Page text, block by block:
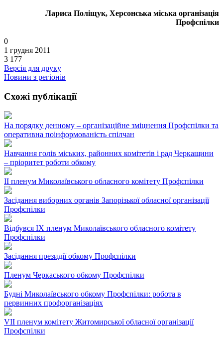
Лариса Поліщук, Херсонська міська організація
Профспілки
0
1 грудня 2011
3 177
Версія для друку
Новини з регіонів
Схожі публікації
На порядку денному – організаційне зміцнення Профспілки та
оперативна поінформованість спілчан
Навчання голів міських, районних комітетів і рад Черкащини
– пріоритет роботи обкому
ІІ пленум Миколаївського обласного комітету Профспілки
Засідання виборних органів Запорізької обласної організації
Профспілки
Відбувся ІХ пленум Миколаївського обласного комітету
Профспілки
Засідання президії обкому Профспілки
Пленум Черкаського обкому Профспілки
Будні Миколаївського обкому Профспілки: робота в
первинних профорганізаціях
VII пленум комітету Житомирської обласної організації
Профспілки